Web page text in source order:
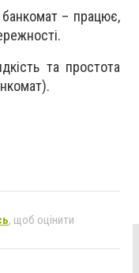
– працює,
та простота
, щоб оцінити